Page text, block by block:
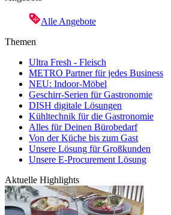
Alle Angebote
Themen
Ultra Fresh - Fleisch
METRO Partner für jedes Business
NEU: Indoor-Möbel
Geschirr-Serien für Gastronomie
DISH digitale Lösungen
Kühltechnik für die Gastronomie
Alles für Deinen Bürobedarf
Von der Küche bis zum Gast
Unsere Lösung für Großkunden
Unsere E-Procurement Lösung
Aktuelle Highlights